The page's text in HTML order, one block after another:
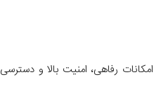
رفاهی، امنیت بالا و دسترسی